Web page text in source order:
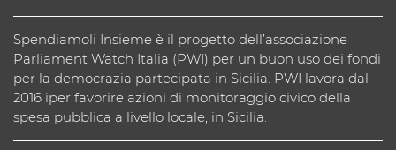
Spendiamoli Insieme è il progetto dell’associazione
Parliament Watch Italia (PWI) per un buon uso dei fondi
per la democrazia partecipata in Sicilia. PWI lavora dal
2016 iper favorire azioni di monitoraggio civico della
spesa pubblica a livello locale, in Sicilia.